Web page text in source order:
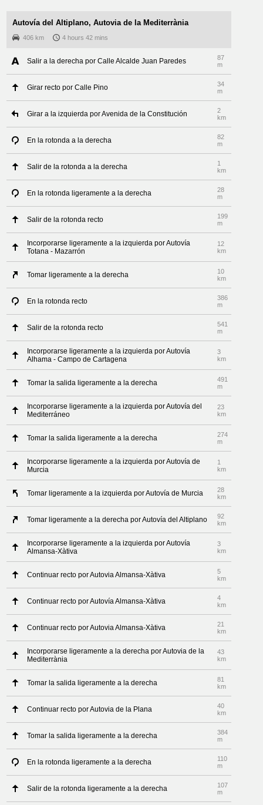
Autovía del Altiplano, Autovia de la Mediterrània
406 km 4 hours 42 mins
Salir a la derecha por Calle Alcalde Juan Paredes
87
m
Girar recto por Calle Pino
34
m
Girar a la izquierda por Avenida de la Constitución
2
km
En la rotonda a la derecha
82
m
Salir de la rotonda a la derecha
1
km
En la rotonda ligeramente a la derecha
28
m
Salir de la rotonda recto
199
m
Incorporarse ligeramente a la izquierda por Autovía
Totana - Mazarrón
12
km
Tomar ligeramente a la derecha
10
km
En la rotonda recto
386
m
Salir de la rotonda recto
541
m
Incorporarse ligeramente a la izquierda por Autovía
Alhama - Campo de Cartagena
3
km
Tomar la salida ligeramente a la derecha
491
m
Incorporarse ligeramente a la izquierda por Autovía del
Mediterráneo
23
km
Tomar la salida ligeramente a la derecha
274
m
Incorporarse ligeramente a la izquierda por Autovía de
Murcia
1
km
Tomar ligeramente a la izquierda por Autovía de Murcia
28
km
Tomar ligeramente a la derecha por Autovía del Altiplano
92
km
Incorporarse ligeramente a la izquierda por Autovía
Almansa-Xàtiva
3
km
Continuar recto por Autovia Almansa-Xàtiva
5
km
Continuar recto por Autovía Almansa-Xàtiva
4
km
Continuar recto por Autovia Almansa-Xàtiva
21
km
Incorporarse ligeramente a la derecha por Autovia de la
Mediterrània
43
km
Tomar la salida ligeramente a la derecha
81
km
Continuar recto por Autovia de la Plana
40
km
Tomar la salida ligeramente a la derecha
384
m
En la rotonda ligeramente a la derecha
110
m
Salir de la rotonda ligeramente a la derecha
107
m